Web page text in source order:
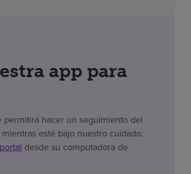
app para
permitirá hacer un seguimiento del
esté bajo nuestro cuidado.
desde su computadora de